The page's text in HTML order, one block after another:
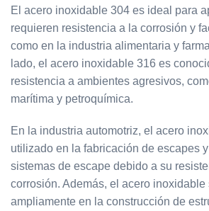
El acero inoxidable 304 es ideal para
requieren resistencia a la corrosión y
como en la industria alimentaria y
lado, el acero inoxidable 316 es
resistencia a ambientes agresivos,
marítima y petroquímica.
En la industria automotriz, el acero
utilizado en la fabricación de escapes
sistemas de escape debido a su
corrosión. Además, el acero inoxidable
ampliamente en la construcción de